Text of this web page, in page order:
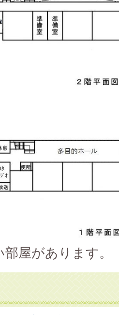
屋があります。